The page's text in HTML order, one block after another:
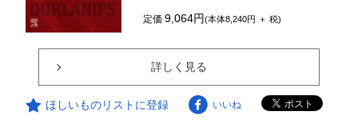
定価9,064円(本体8,240円 ＋ 税)
詳しく見る
ほしいものリストに登録 いいね